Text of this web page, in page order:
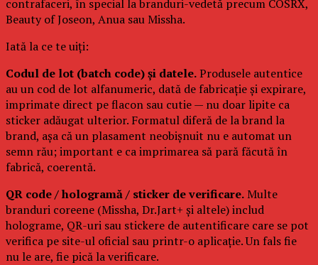
contrafaceri, în special la branduri-vedetă precum COSRX,
Beauty of Joseon, Anua sau Missha.
Iată la ce te uiți:
Codul de lot (batch code) și datele.Produsele autentice
au un cod de lot alfanumeric, dată de fabricație și expirare,
imprimate direct pe flacon sau cutie — nu doar lipite ca
sticker adăugat ulterior. Formatul diferă de la brand la
brand, așa că un plasament neobișnuit nu e automat un
semn rău; important e ca imprimarea să pară făcută în
fabrică, coerentă.
QR code / hologramă / sticker de verificare.Multe
branduri coreene (Missha, Dr.Jart+ și altele) includ
holograme, QR-uri sau stickere de autentificare care se pot
verifica pe site-ul oficial sau printr-o aplicație. Un fals fie
nu le are, fie pică la verificare.